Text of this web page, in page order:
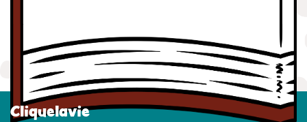
Cliquelavie